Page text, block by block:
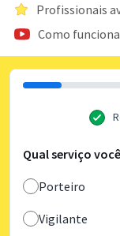
Profissionais
Como
Qual serviço
Porteiro
Vigilante